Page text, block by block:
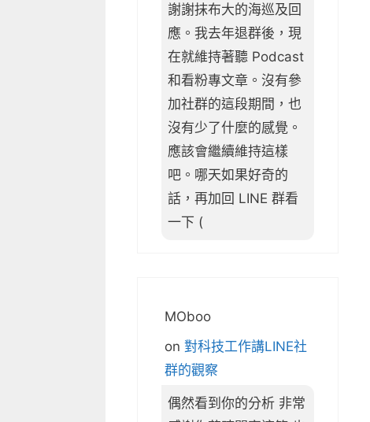
謝謝抹布大的海巡及回
應。我去年退群後，現
在就維持著聽 Podcast
和看粉專文章。沒有參
加社群的這段期間，也
沒有少了什麼的感覺。
應該會繼續維持這樣
吧。哪天如果好奇的
話，再加回 LINE 群看
一下 (
MOboo
on 對科技工作講LINE社
群的觀察
偶然看到你的分析 非常